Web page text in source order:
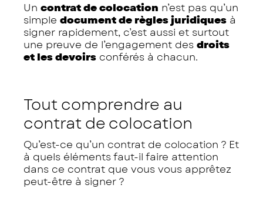
Un contrat de colocation n’est pas qu’un
simple document de règles juridiques à
signer rapidement, c’est aussi et surtout
une preuve de l’engagement des droits
et les devoirs conférés à chacun.
Tout comprendre au
contrat de colocation
Qu’est-ce qu’un contrat de colocation ? Et
à quels éléments faut-il faire attention
dans ce contrat que vous vous apprêtez
peut-être à signer ?